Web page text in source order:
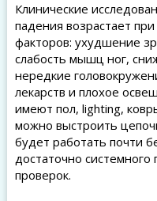
Клинические
падения возрастает
факторов: ухудшение
слабость мышц ног,
нередкие
лекарств и плохое
имеют пол, lighting,
можно выстроить
будет работать почти
достаточно
проверок.